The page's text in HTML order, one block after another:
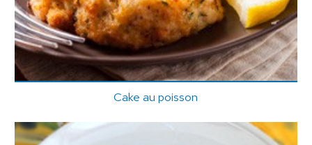
Cake au poisson